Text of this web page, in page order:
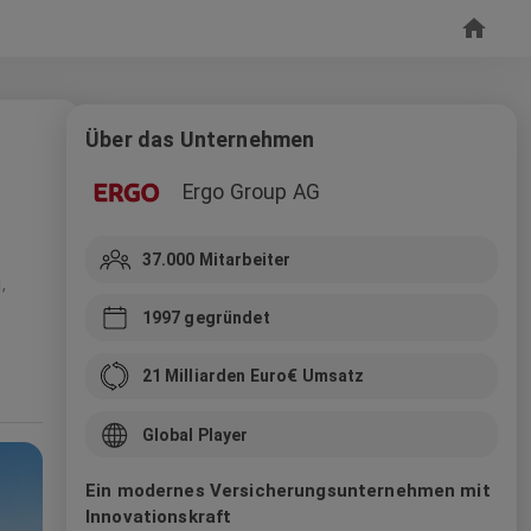
Über das Unternehmen
Ergo Group AG
37.000 Mitarbeiter
1997 gegründet
21 Milliarden Euro€ Umsatz
Global Player
Ein modernes Versicherungsunternehmen mit
Innovationskraft